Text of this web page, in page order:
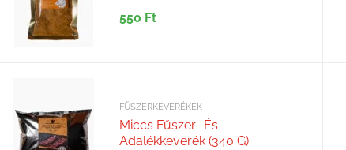
550 Ft
FŰSZERKEVERÉKEK
Miccs Fűszer- És
Adalékkeverék (340 G)